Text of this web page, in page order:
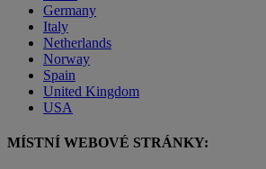
Germany
Italy
Netherlands
Norway
Spain
United Kingdom
USA
MÍSTNÍ WEBOVÉ STRÁNKY: